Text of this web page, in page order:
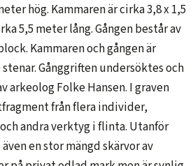
hög. Kammaren är cirka 3,8 x 1,5
5,5 meter lång. Gången består av
Kammaren och gången är
Gånggriften undersöktes och
arkeolog Folke Hansen. I graven
från flera individer,
andra verktyg i flinta. Utanför
en stor mängd skärvor av